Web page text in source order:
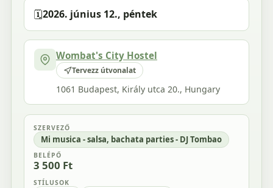
🗓️2026. június 12., péntek
Wombat's City Hostel
Tervezz útvonalat
1061 Budapest, Király utca 20., Hungary
SZERVEZŐ
Mi musica - salsa, bachata parties - DJ Tombao
BELÉPŐ
3 500 Ft
STÍLUSOK